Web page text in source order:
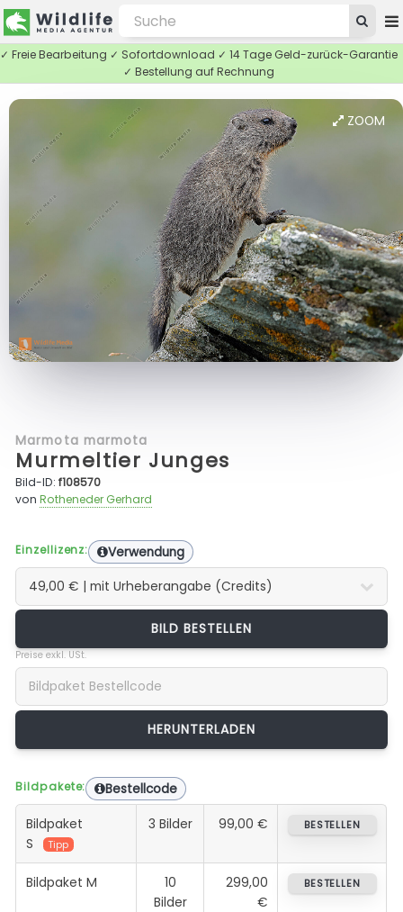
✓ Freie Bearbeitung ✓ Sofortdownload ✓ 14 Tage Geld-zurück-Garantie
✓ Bestellung auf Rechnung
ZOOM
Marmota marmota
Murmeltier Junges
Bild-ID:f108570
vonRotheneder Gerhard
Einzellizenz: Verwendung
BILD BESTELLEN
Preise exkl. USt.
Bildpakete: Bestellcode
Bildpaket
S
Tipp
3 Bilder 99,00 € BESTELLEN
Bildpaket M
10
Bilder
299,00
€
BESTELLEN